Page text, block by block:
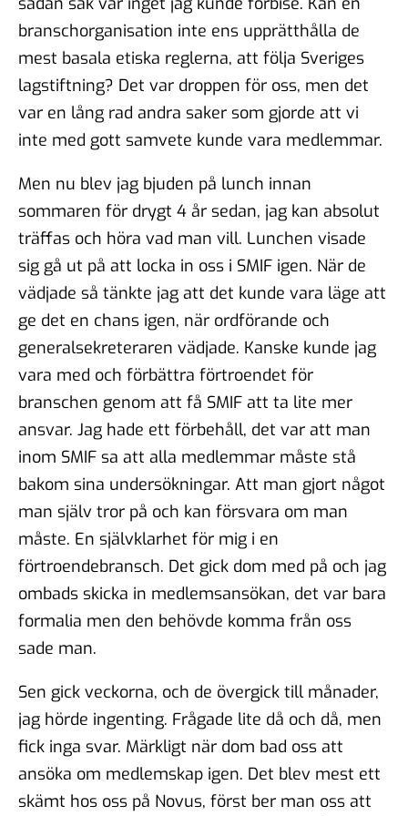
branschorganisation inte ens upprätthålla de
mest basala etiska reglerna, att följa Sveriges
lagstiftning? Det var droppen för oss, men det
var en lång rad andra saker som gjorde att vi
inte med gott samvete kunde vara medlemmar.
Men nu blev jag bjuden på lunch innan
sommaren för drygt 4 år sedan, jag kan absolut
träffas och höra vad man vill. Lunchen visade
sig gå ut på att locka in oss i SMIF igen. När de
vädjade så tänkte jag att det kunde vara läge att
ge det en chans igen, när ordförande och
generalsekreteraren vädjade. Kanske kunde jag
vara med och förbättra förtroendet för
branschen genom att få SMIF att ta lite mer
ansvar. Jag hade ett förbehåll, det var att man
inom SMIF sa att alla medlemmar måste stå
bakom sina undersökningar. Att man gjort något
man själv tror på och kan försvara om man
måste. En självklarhet för mig i en
förtroendebransch. Det gick dom med på och jag
ombads skicka in medlemsansökan, det var bara
formalia men den behövde komma från oss
sade man.
Sen gick veckorna, och de övergick till månader,
jag hörde ingenting. Frågade lite då och då, men
fick inga svar. Märkligt när dom bad oss att
ansöka om medlemskap igen. Det blev mest ett
skämt hos oss på Novus, först ber man oss att